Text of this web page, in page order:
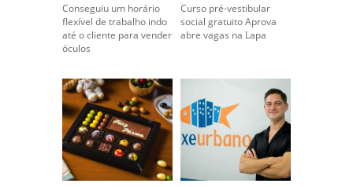
Conseguiu um horário
flexível de trabalho indo
até o cliente para vender
óculos
Curso pré-vestibular
social gratuito Aprova
abre vagas na Lapa